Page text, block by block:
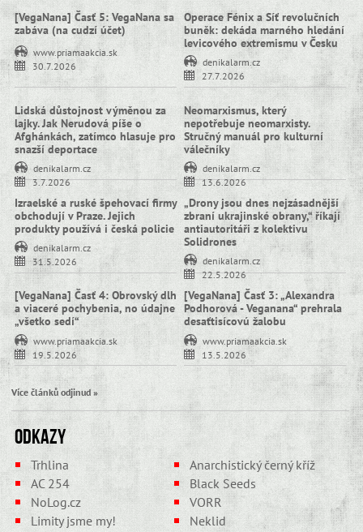
[VegaNana] Časť 5: VegaNana sa
zabáva (na cudzí účet)
www.priamaakcia.sk
30.7.2026
Operace Fénix a Síť revolučních
buněk: dekáda marného hledání
levicového extremismu v Česku
denikalarm.cz
27.7.2026
Lidská důstojnost výměnou za
lajky. Jak Nerudová píše o
Afghánkách, zatímco hlasuje pro
snazší deportace
denikalarm.cz
3.7.2026
Neomarxismus, který
nepotřebuje neomarxisty.
Stručný manuál pro kulturní
válečníky
denikalarm.cz
13.6.2026
Izraelské a ruské špehovací firmy
obchodují v Praze. Jejich
produkty používá i česká policie
denikalarm.cz
31.5.2026
„Drony jsou dnes nejzásadnější
zbraní ukrajinské obrany,“ říkají
antiautoritáři z kolektivu
Solidrones
denikalarm.cz
22.5.2026
[VegaNana] Časť 4: Obrovský dlh
a viaceré pochybenia, no údajne
„všetko sedí“
www.priamaakcia.sk
19.5.2026
[VegaNana] Časť 3: „Alexandra
Podhorová - Veganana“ prehrala
desaťtisícovú žalobu
www.priamaakcia.sk
13.5.2026
Více článků odjinud »
Odkazy
Trhlina
Anarchistický černý kříž
AC 254
Black Seeds
NoLog.cz
VORR
Limity jsme my!
Neklid